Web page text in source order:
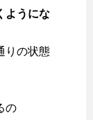
ようにな
りの状態
の